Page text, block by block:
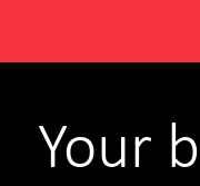
Your